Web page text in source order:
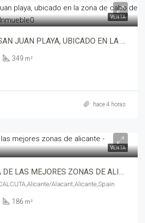
VENTA
BUNGALOW EN SAN JUAN PLAYA, UBICADO EN LA ZONA DE CABO DE LAS HUERTAS – wali00582
349 m²
hace 4 horas
VENTA
DÚPLEX EN UNA DE LAS MEJORES ZONAS DE ALICANTE – yepiv1065-9080
Alacant,Alicante,Spain
186 m²